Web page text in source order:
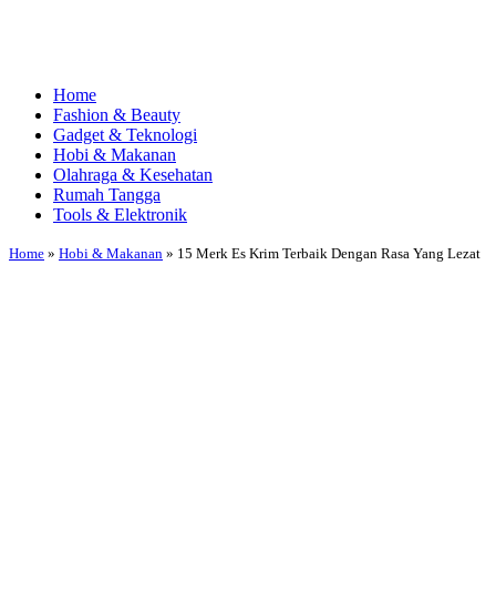
Home
Fashion & Beauty
Gadget & Teknologi
Hobi & Makanan
Olahraga & Kesehatan
Rumah Tangga
Tools & Elektronik
Home » Hobi & Makanan » 15 Merk Es Krim Terbaik Dengan Rasa Yang Lezat